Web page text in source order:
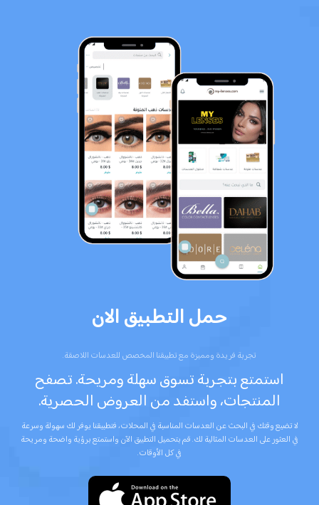
حمل التطبيق الان
تجربة فريدة ومميزة مع تطبيقنا المخصص للعدسات اللاصقة.
استمتع بتجربة تسوق سهلة ومريحة. تصفح
المنتجات، واستفد من العروض الحصرية.
لا تضيع وقتك في البحث عن العدسات المناسبة في المحلات، فتطبيقنا يوفر لك سهولة وسرعة
في العثور على العدسات المثالية لك. قم بتحميل التطبيق الآن واستمتع برؤية واضحة ومريحة
في كل الأوقات.